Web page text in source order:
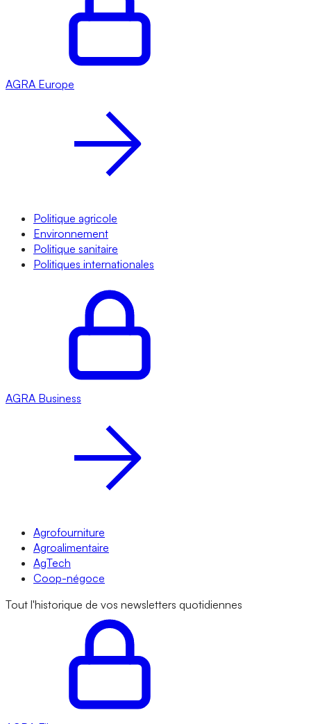
AGRA Europe
Politique agricole
Environnement
Politique sanitaire
Politiques internationales
AGRA Business
Agrofourniture
Agroalimentaire
AgTech
Coop-négoce
Tout l'historique de vos newsletters quotidiennes